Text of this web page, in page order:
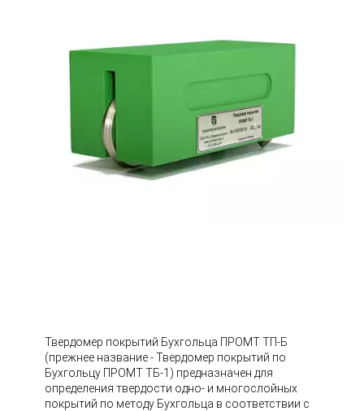
Твердомер покрытий Бухгольца ПРОМТ ТП-Б
(прежнее название - Твердомер покрытий по
Бухгольцу ПРОМТ ТБ-1) предназначен для
определения твердости одно- и многослойных
покрытий по методу Бухгольца в соответствии с